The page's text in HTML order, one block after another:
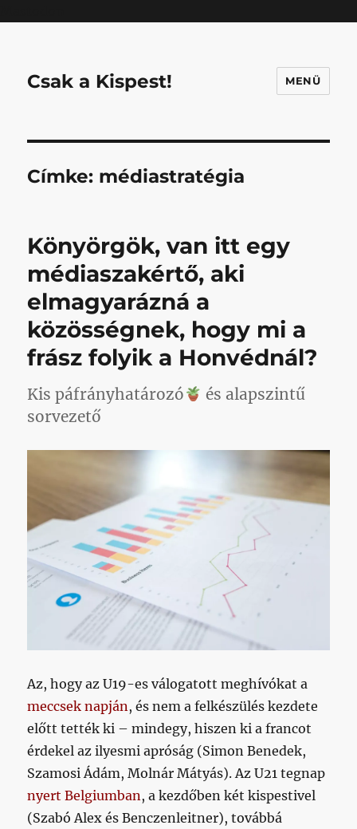
Csak a Kispest! MENÜ
Címke: médiastratégia
Könyörgök, van itt egy
médiaszakértő, aki
elmagyarázná a
közösségnek, hogy mi a
frász folyik a Honvédnál?
Kis páfrányhatározó
és alapszintű
sorvezető
Az, hogy az U19-es válogatott meghívókat a
meccsek napján , és nem a felkészülés kezdete
előtt tették ki – mindegy, hiszen ki a francot
érdekel az ilyesmi apróság (Simon Benedek,
Szamosi Ádám, Molnár Mátyás). Az U21 tegnap
nyert Belgiumban , a kezdőben két kispestivel
(Szabó Alex és Benczenleitner), továbbá